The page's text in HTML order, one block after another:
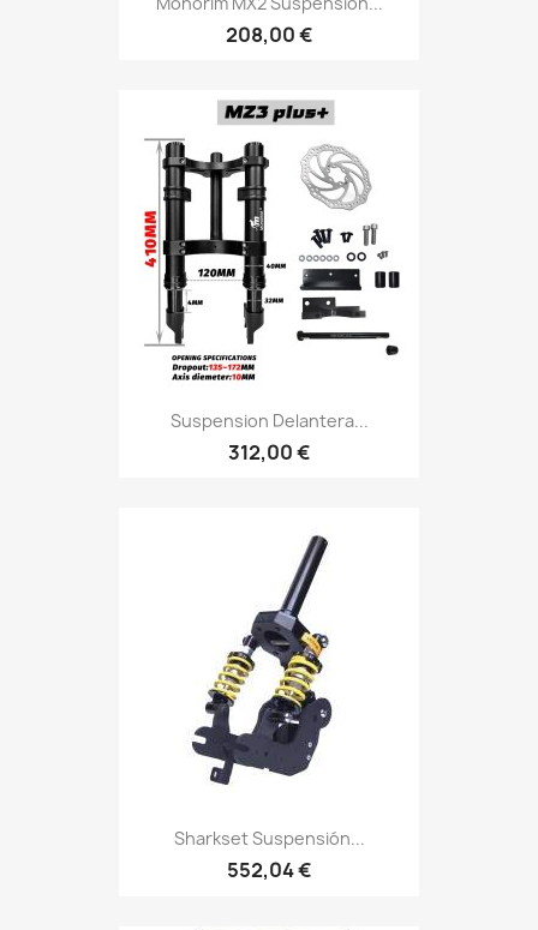
208,00 €
Suspension Delantera...
312,00 €
Sharkset Suspensión...
552,04 €